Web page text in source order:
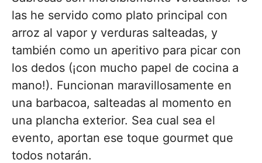
las he servido como plato principal con
arroz al vapor y verduras salteadas, y
también como un aperitivo para picar con
los dedos (¡con mucho papel de cocina a
mano!). Funcionan maravillosamente en
una barbacoa, salteadas al momento en
una plancha exterior. Sea cual sea el
evento, aportan ese toque gourmet que
todos notarán.